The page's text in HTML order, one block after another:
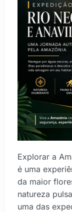
Explorar a
é uma
da maior
natureza
uma das